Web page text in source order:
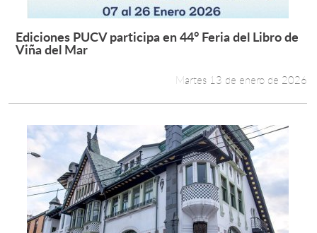
Leer más +
Ediciones PUCV participa en 44° Feria del Libro de
Viña del Mar
Martes 13 de enero de 2026